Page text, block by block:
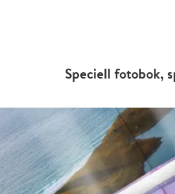
Speciell fotobok,